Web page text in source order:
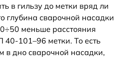
в гильзу до метки вряд ли
глубина сварочной насадки
меньше расстояния
40-101–96 метки. То есть
в дно сварочной насадки,